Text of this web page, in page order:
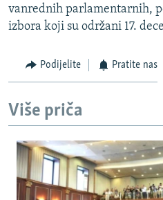
vanrednih parlamentarnih,
izbora koji su održani 17.
Podijelite Pratite nas
Više priča